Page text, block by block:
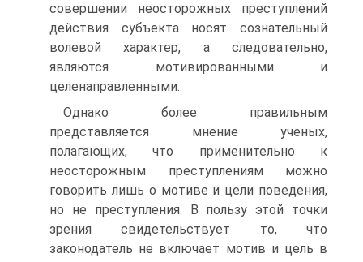
совершении неосторожных преступлений
действия субъекта носят сознательный
волевой характер, а следовательно,
являются мотивированными и
целенаправленными.
Однако более правильным
представляется мнение ученых,
полагающих, что применительно к
неосторожным преступлениям можно
говорить лишь о мотиве и цели поведения,
но не преступления. В пользу этой точки
зрения свидетельствует то, что
законодатель не включает мотив и цель в